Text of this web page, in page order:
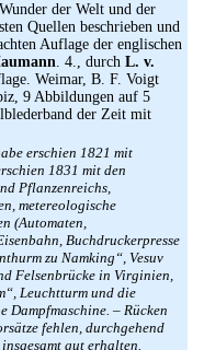
der Welt und der
Quellen beschrieben und
Auflage der englischen
. 4., durch L. v.
Weimar, B. F. Voigt
9 Abbildungen auf 5
der Zeit mit
erschien 1821 mit
1831 mit den
Pflanzenreichs,
metereologische
(Automaten,
Buchdruckerpresse
zu Namking“, Vesuv
Felsenbrücke in Virginien,
Leuchtturm und die
Dampfmaschine. – Rücken
fehlen, durchgehend
gut erhalten.